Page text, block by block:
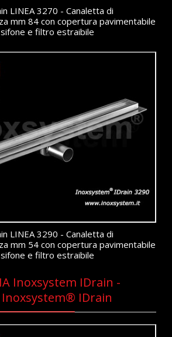
LINEA 3270 - Canaletta di
mm 84 con copertura pavimentabile
e filtro estraibile
LINEA 3290 - Canaletta di
mm 54 con copertura pavimentabile
e filtro estraibile
Inoxsystem IDrain -
Inoxsystem® IDrain